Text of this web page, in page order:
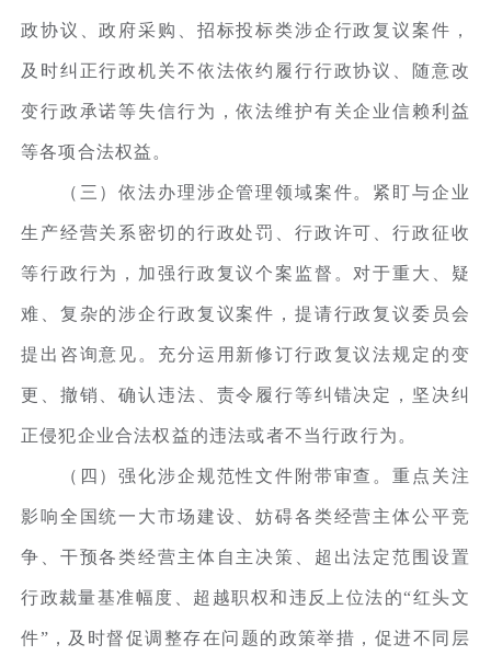
政协议、政府采购、招标投标类涉企行政复议案件，
及时纠正行政机关不依法依约履行行政协议、随意改
变行政承诺等失信行为，依法维护有关企业信赖利益
等各项合法权益。
（三）依法办理涉企管理领域案件。紧盯与企业
生产经营关系密切的行政处罚、行政许可、行政征收
等行政行为，加强行政复议个案监督。对于重大、疑
难、复杂的涉企行政复议案件，提请行政复议委员会
提出咨询意见。充分运用新修订行政复议法规定的变
更、撤销、确认违法、责令履行等纠错决定，坚决纠
正侵犯企业合法权益的违法或者不当行政行为。
（四）强化涉企规范性文件附带审查。重点关注
影响全国统一大市场建设、妨碍各类经营主体公平竞
争、干预各类经营主体自主决策、超出法定范围设置
行政裁量基准幅度、超越职权和违反上位法的“红头文
件”，及时督促调整存在问题的政策举措，促进不同层